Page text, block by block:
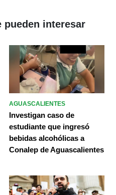
pueden interesar
AGUASCALIENTES
Investigan caso de
estudiante que ingresó
bebidas alcohólicas a
Conalep de Aguascalientes